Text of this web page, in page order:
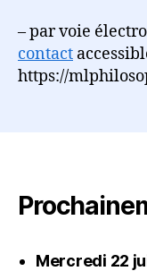
– par voie
contact
https://
Mercredi 22